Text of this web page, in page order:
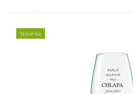
Novinka